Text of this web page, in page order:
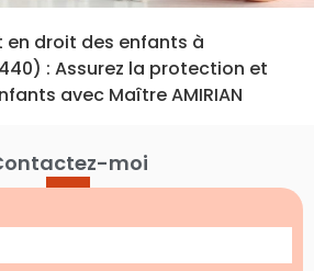
en droit des enfants à
: Assurez la protection et
avec Maître AMIRIAN
moi